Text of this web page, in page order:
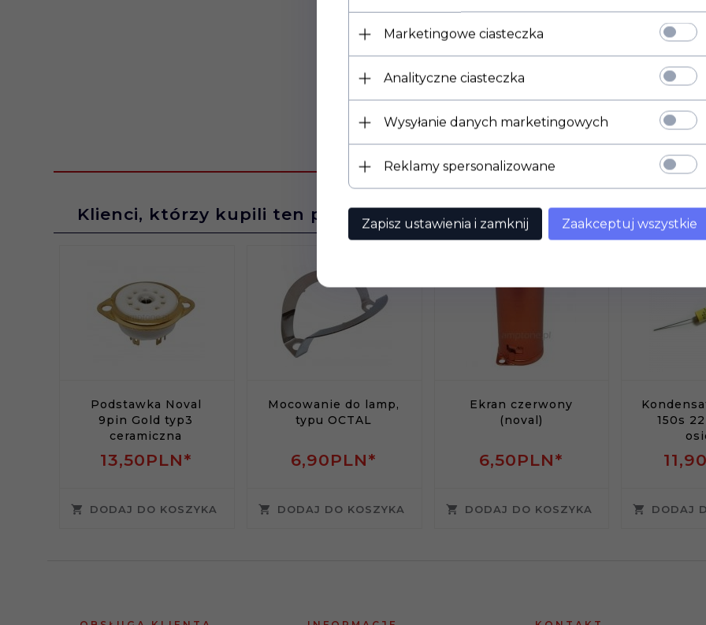
kolory poszczególnych żył: czarny, czerwony, zielony, biały
przekrój 28AWG
średnica kabla 3,3mm
cena za odcinek bieżący 50cm
Klienci, którzy kupili ten produkt wybrali również...
Podstawka Noval
9pin Gold typ3
ceramiczna
13,50PLN*
DODAJ DO KOSZYKA
Mocowanie do lamp,
typu OCTAL
6,90PLN*
DODAJ DO KOSZYKA
Ekran czerwony
(noval)
6,50PLN*
DODAJ DO KOSZYKA
150s
11,
DODAJ
Marketingowe ciasteczka
Analityczne ciasteczka
Wysyłanie danych marketingowych
Reklamy spersonalizowane
Zapisz ustawienia i zamknij Zaakceptuj wszystkie